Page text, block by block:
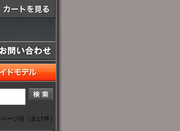
ページ目（全17件）